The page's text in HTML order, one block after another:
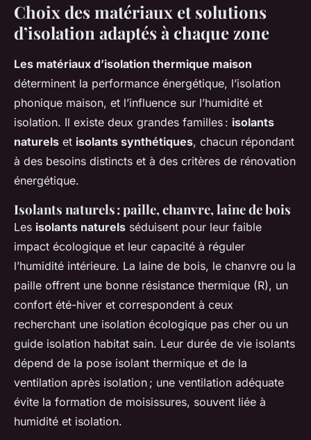
Choix des matériaux et solutions
d’isolation adaptés à chaque zone
Les matériaux d’isolation thermique maison
déterminent la performance énergétique, l’isolation
phonique maison, et l’influence sur l’humidité et
isolation. Il existe deux grandes familles : isolants
naturels et isolants synthétiques, chacun répondant
à des besoins distincts et à des critères de rénovation
énergétique.
Isolants naturels : paille, chanvre, laine de bois
Les isolants naturels séduisent pour leur faible
impact écologique et leur capacité à réguler
l’humidité intérieure. La laine de bois, le chanvre ou la
paille offrent une bonne résistance thermique (R), un
confort été-hiver et correspondent à ceux
recherchant une isolation écologique pas cher ou un
guide isolation habitat sain. Leur durée de vie isolants
dépend de la pose isolant thermique et de la
ventilation après isolation ; une ventilation adéquate
évite la formation de moisissures, souvent liée à
humidité et isolation.